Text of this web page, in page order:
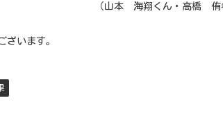
海翔くん・高橋 侑希くん・杉
ざいます。